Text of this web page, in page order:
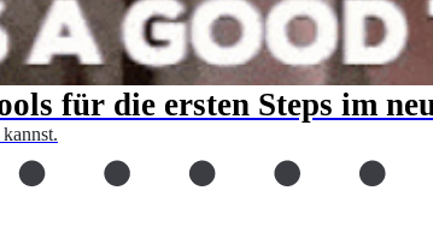
für die ersten Steps im